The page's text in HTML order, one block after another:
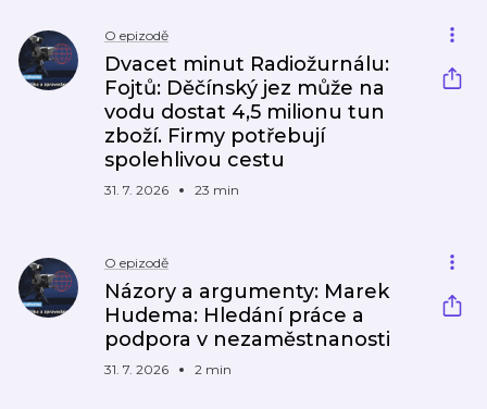
O epizodě
Dvacet minut Radiožurnálu:
Fojtů: Děčínský jez může na
vodu dostat 4,5 milionu tun
zboží. Firmy potřebují
spolehlivou cestu
31. 7. 2026 23 min
O epizodě
Názory a argumenty: Marek
Hudema: Hledání práce a
podpora v nezaměstnanosti
31. 7. 2026 2 min